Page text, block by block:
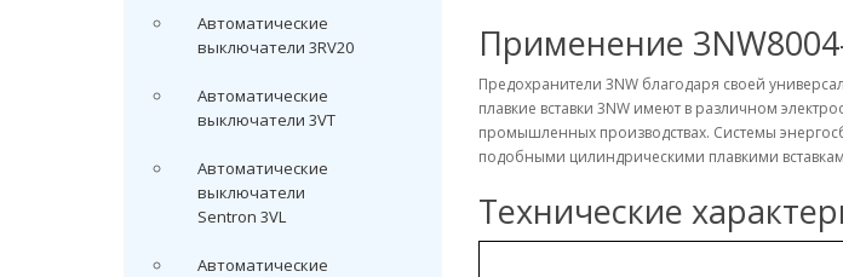
Автоматические
выключатели 3RV20
Автоматические
выключатели 3VT
Автоматические
выключатели
Sentron 3VL
Автоматические
Применение
Предохранители 3NW благодаря своей
плавкие вставки 3NW имеют в различном
промышленных производствах. Системы
подобными цилиндрическими плавкими
Технические